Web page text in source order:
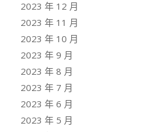
2023 年 12 月
2023 年 11 月
2023 年 10 月
2023 年 9 月
2023 年 8 月
2023 年 7 月
2023 年 6 月
2023 年 5 月